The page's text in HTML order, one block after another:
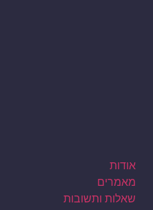
אודות
מאמרים
שאלות ותשובות